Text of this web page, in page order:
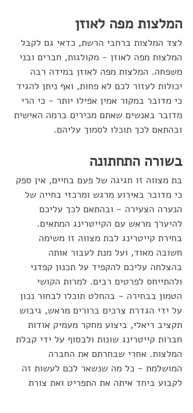
המלצות מפה לאוזן
לצד המלצות ברחבי הרשת, כדאי גם לקבל
המלצות מפה לאוזן - מקולגות, חברים ובני
משפחה. המלצות מפה לאוזן במידה רבה
יכולות לעזור לכם לא פחות, ואף ניתן להגיד
כי מדובר במקור אמין אפילו יותר - כי הרי
מדובר באנשים שאתם מכירים ברמה האישית
ובהתאם לכך תוכלו לסמוך עליהם.
בשורה התחתונה
בת מצווה זו חגיגה של פעם בחיים, אין ספק
כי מדובר באירוע מרגש ומרכזי בחייה של
הנערה הצעירה - ובהתאם לכך עליכם
להיערך מראש עם הקייטרינג המתאים.
בחירת קייטרינג לבת מצווה זו משימה
חשובה מאוד, ועל מנת לעבור אותה
בהצלחה עליכם להקפיד על תכנון קפדני
ולהתייחס לפרטים רבים. למרות הקושי
הטמון בבחירה - בהחלט תוכלו לבחור נכון
על ידי הגדרת צרכים ברורים מראש, גיבוש
תקציב ריאלי, ביצוע מחקר מעמיק אודות
חברות קייטרינג שונות ולבסוף על ידי קבלת
המלצות. אחרי שבחרתם את החברה
המושלמת - כל מה שנשאר לכם לעשות זה
לקבוע ביחד איתה את התפריט ואת צורת